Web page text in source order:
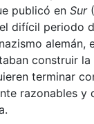
publicó en Sur
difícil periodo
alemán,
construir
terminar
razonables